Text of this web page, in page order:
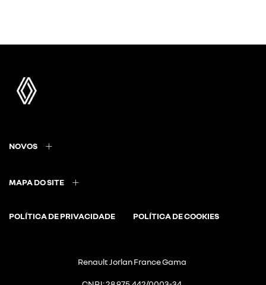
NOVOS
MAPA DO SITE
POLÍTICA DE PRIVACIDADE POLÍTICA DE COOKIES
Renault Jorlan France Gama